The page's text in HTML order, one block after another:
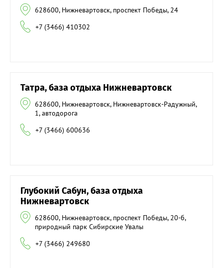
628600, Нижневартовск, проспект Победы, 24
+7 (3466) 410302
Татра, база отдыха Нижневартовск
628600, Нижневартовск, Нижневартовск-Радужный,
1, автодорога
+7 (3466) 600636
Глубокий Сабун, база отдыха
Нижневартовск
628600, Нижневартовск, проспект Победы, 20-б,
природный парк Сибирские Увалы
+7 (3466) 249680